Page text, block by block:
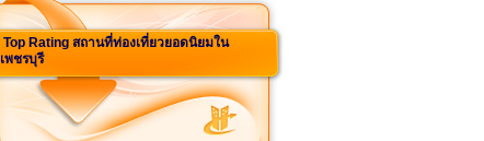
Top Rating สถานที่ท่องเที่ยวยอดนิยมใน
เพชรบุรี